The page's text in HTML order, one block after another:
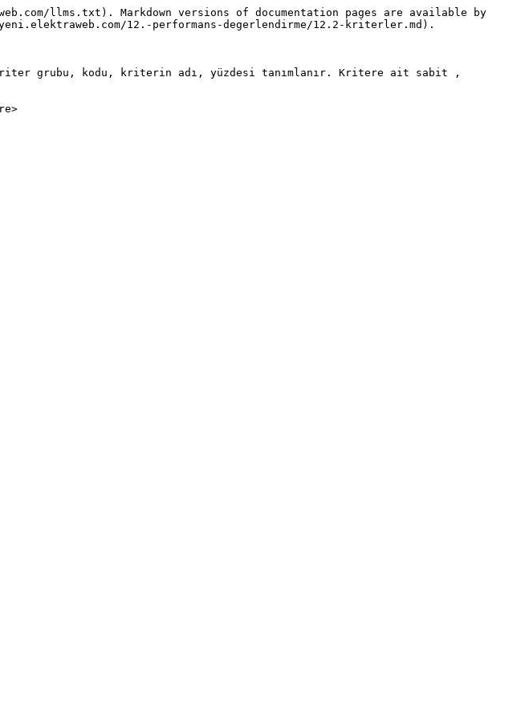
llms.txt). Markdown versions of documentation pages are available by
12.-performans-degerlendirme/12.2-kriterler.md).
grubu, kodu, kriterin adı, yüzdesi tanımlanır. Kritere ait sabit ,